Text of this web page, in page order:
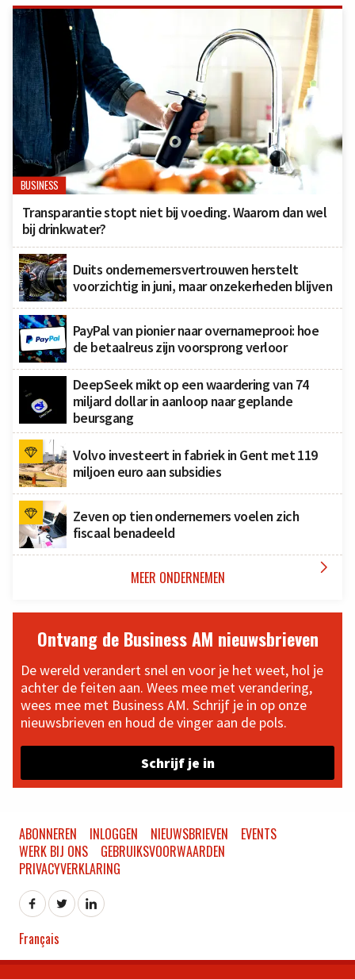
BUSINESS
Transparantie stopt niet bij voeding. Waarom dan wel
bij drinkwater?
Duits ondernemersvertrouwen herstelt
voorzichtig in juni, maar onzekerheden blijven
PayPal van pionier naar overnameprooi: hoe
de betaalreus zijn voorsprong verloor
DeepSeek mikt op een waardering van 74
miljard dollar in aanloop naar geplande
beursgang
Volvo investeert in fabriek in Gent met 119
miljoen euro aan subsidies
Zeven op tien ondernemers voelen zich
fiscaal benadeeld
MEER ONDERNEMEN 
Ontvang de Business AM nieuwsbrieven
De wereld verandert snel en voor je het weet, hol je
achter de feiten aan. Wees mee met verandering,
wees mee met Business AM. Schrijf je in op onze
nieuwsbrieven en houd de vinger aan de pols.
Schrijf je in
ABONNEREN INLOGGEN NIEUWSBRIEVEN
EVENTS
WERK BIJ ONS
GEBRUIKSVOORWAARDEN
PRIVACYVERKLARING
Français